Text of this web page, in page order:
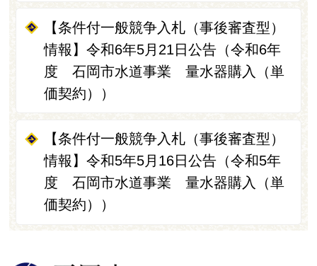
【条件付一般競争入札（事後審査型）
情報】令和6年5月21日公告（令和6年
度 石岡市水道事業 量水器購入（単
価契約））
【条件付一般競争入札（事後審査型）
情報】令和5年5月16日公告（令和5年
度 石岡市水道事業 量水器購入（単
価契約））